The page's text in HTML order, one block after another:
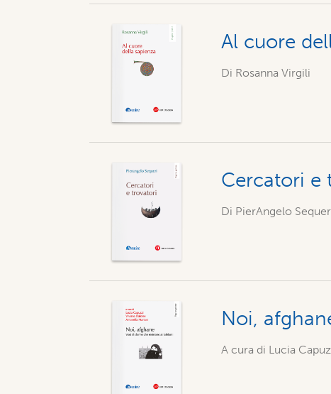
Al cuore
Di Rosanna Virgili
Cercatori e
Di PierAngelo
Noi,
A cura di Lucia